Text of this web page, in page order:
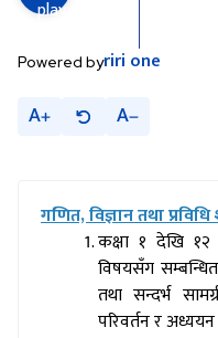
Powered byriri one
A A
गणित, विज्ञान तथा
कक्षा १ देखि १२
विषयसँग
तथा सन्दर्भ
परिवर्तन र